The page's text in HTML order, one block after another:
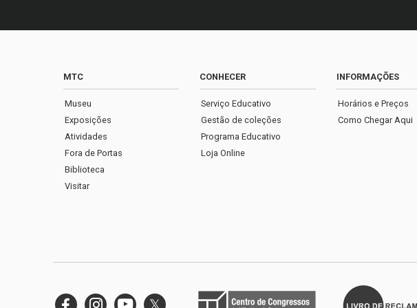
MTC
Museu
Exposições
Atividades
Fora de Portas
Biblioteca
Visitar
CONHECER
Serviço Educativo
Gestão de coleções
Programa Educativo
Loja Online
INFORMAÇÕES
Horários e Preços
Como Chegar Aqui